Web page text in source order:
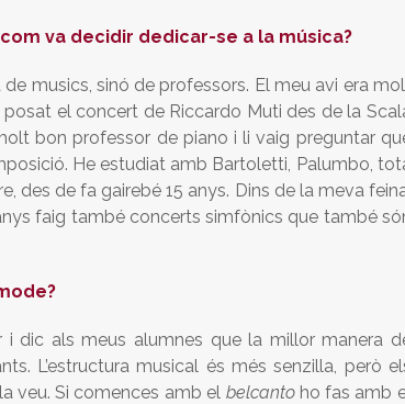
va decidir dedicar-se a la música?
musics, sinó de professors. El meu avi era
el concert de Riccardo Muti des de la
bon professor de piano i li vaig preguntar
He estudiat amb Bartoletti, Palumbo,
des de fa gairebé 15 anys. Dins de la meva
faig també concerts simfònics que també
dic als meus alumnes que la millor manera
L’estructura musical és més senzilla, però
veu. Si comences amb el belcantoho fas amb